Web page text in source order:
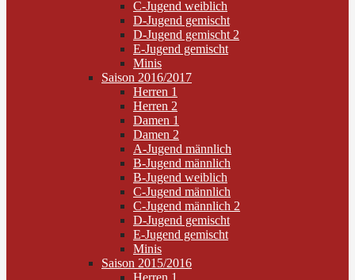
C-Jugend weiblich
D-Jugend gemischt
D-Jugend gemischt 2
E-Jugend gemischt
Minis
Saison 2016/2017
Herren 1
Herren 2
Damen 1
Damen 2
A-Jugend männlich
B-Jugend männlich
B-Jugend weiblich
C-Jugend männlich
C-Jugend männlich 2
D-Jugend gemischt
E-Jugend gemischt
Minis
Saison 2015/2016
Herren 1